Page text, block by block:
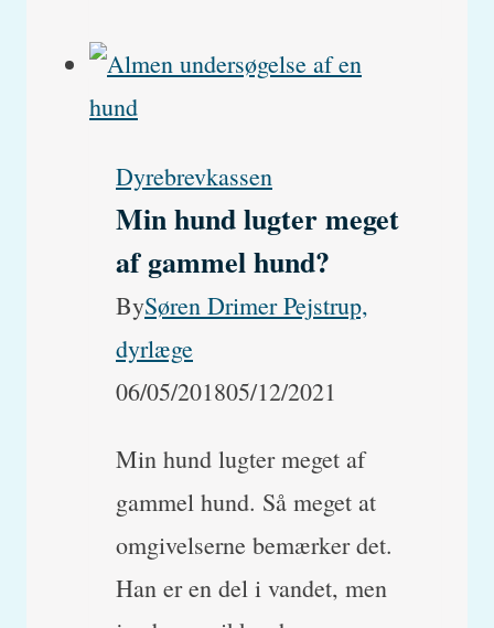
min
udflåd?
Dyrebrevkassen
Min hund lugter meget
af gammel hund?
BySøren Drimer Pejstrup,
dyrlæge
06/05/201805/12/2021
Min hund lugter meget af
gammel hund. Så meget at
omgivelserne bemærker det.
Han er en del i vandet, men